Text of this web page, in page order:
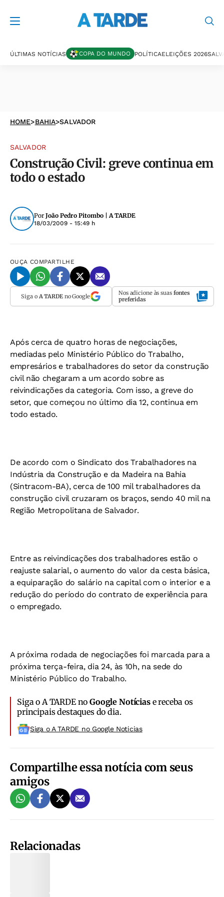
ÚLTIMAS NOTÍCIAS COPA DO MUNDO POLÍTICAELEIÇÕES 2026
HOME>BAHIA>SALVADOR
SALVADOR
Construção Civil: greve continua em
todo o estado
Por João Pedro Pitombo | A TARDE
18/03/2009 - 15:49 h
OUÇA COMPARTILHE
Siga o A TARDEno Google Nos adicione às suas fontes
preferidas
Após cerca de quatro horas de negociações,
mediadas pelo Ministério Público do Trabalho,
empresários e trabalhadores do setor da construção
civil não chegaram a um acordo sobre as
reivindicações da categoria. Com isso, a greve do
setor, que começou no último dia 12, continua em
todo estado.
De acordo com o Sindicato dos Trabalhadores na
Indústria da Construção e da Madeira na Bahia
(Sintracom-BA), cerca de 100 mil trabalhadores da
construção civil cruzaram os braços, sendo 40 mil na
Região Metropolitana de Salvador.
Entre as reivindicações dos trabalhadores estão o
reajuste salarial, o aumento do valor da cesta básica,
a equiparação do salário na capital com o interior e a
redução do período do contrato de experiência para
o empregado.
A próxima rodada de negociações foi marcada para a
próxima terça-feira, dia 24, às 10h, na sede do
Ministério Público do Trabalho.
Siga o A TARDE noGoogle Notíciase receba os
principais destaques do dia.
Siga o A TARDE no Google Noticias
Compartilhe essa notícia com seus
amigos
Relacionadas